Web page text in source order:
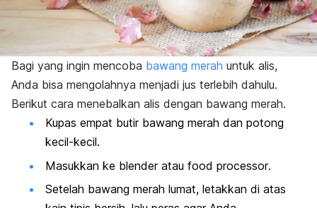
Bagi yang ingin mencoba bawang merah untuk alis,
Anda bisa mengolahnya menjadi jus terlebih dahulu.
Berikut cara menebalkan alis dengan bawang merah.
Kupas empat butir bawang merah dan potong
kecil-kecil.
Masukkan ke blenderatau food processor.
Setelah bawang merah lumat, letakkan di atas